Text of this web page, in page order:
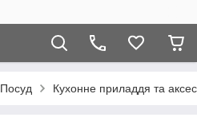
Посуд Кухонне приладдя та